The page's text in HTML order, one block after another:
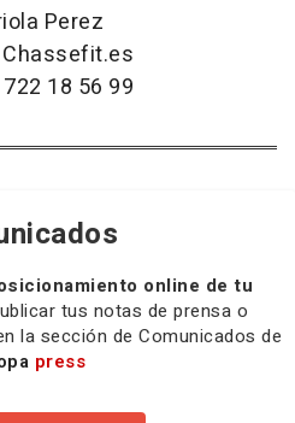
Perez
18 56 99
online de tu
tus notas de prensa o
la sección de Comunicados de
press